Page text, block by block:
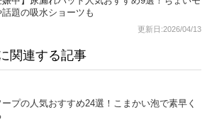
話題の吸水ショーツも
更新日:2026/04/13
関連する記事
プの人気おすすめ24選！こまかい泡で素早く